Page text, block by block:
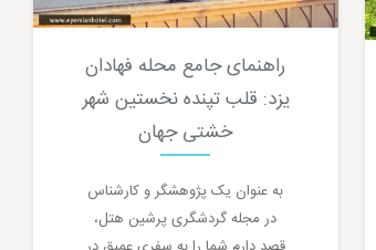
راهنمای جامع محله فهادان
یزد: قلب تپنده نخستین شهر
خشتی جهان
به عنوان یک پژوهشگر و کارشناس
در مجله گردشگری پرشین هتل،